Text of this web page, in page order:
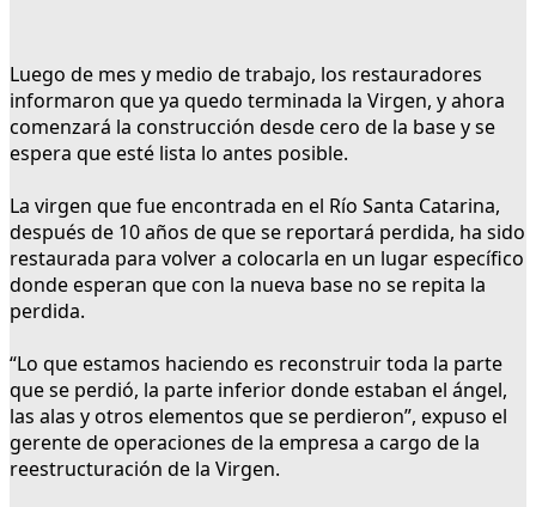
Luego de mes y medio de trabajo, los restauradores
informaron que ya quedo terminada la Virgen, y ahora
comenzará la construcción desde cero de la base y se
espera que esté lista lo antes posible.
La virgen que fue encontrada en el Río Santa Catarina,
después de 10 años de que se reportará perdida, ha sido
restaurada para volver a colocarla en un lugar específico
donde esperan que con la nueva base no se repita la
perdida.
“Lo que estamos haciendo es reconstruir toda la parte
que se perdió, la parte inferior donde estaban el ángel,
las alas y otros elementos que se perdieron”, expuso el
gerente de operaciones de la empresa a cargo de la
reestructuración de la Virgen.